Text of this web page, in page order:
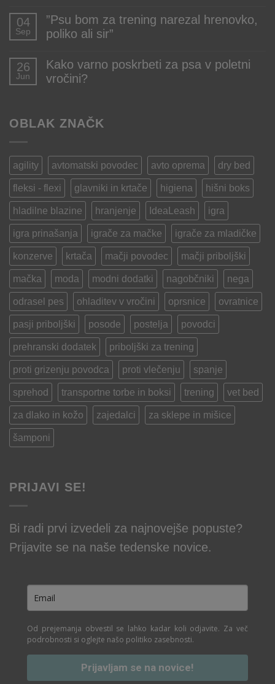
za
vašega
psa
komentarjev
na
Skrb
za
mačke
zaprtih
in
04
Sep
”Psu bom za trening narezal hrenovko,
poliko ali sir”
komentarjev
na
”Psu
narezal
hrenovko,
sir”
26
Jun
Kako varno poskrbeti za psa v poletni
vročini?
Kako
psa
v
poletni
vročini?
OBLAK ZNAČK
agility avtomatski povodec avto oprema dry bed
fleksi - flexi glavniki in krtače higiena hišni boks
hladilne blazine hranjenje IdeaLeash igra
igra prinašanja igrače za mačke igrače za mladičke
konzerve krtača mačji povodec mačji priboljški
mačka moda modni dodatki nagobčniki nega
odrasel pes ohladitev v vročini oprsnice ovratnice
pasji priboljški posode postelja povodci
prehranski dodatek priboljški za trening
proti grizenju povodca proti vlečenju spanje
sprehod transportne torbe in boksi trening vet bed
za dlako in kožo zajedalci za sklepe in mišice
šamponi
PRIJAVI SE!
Bi radi prvi izvedeli za najnovejše popuste?
Prijavite se na naše tedenske novice.
Od prejemanja obvestil se lahko kadar koli odjavite. Za več
podrobnosti si oglejte našo politiko zasebnosti.
Prijavljam se na novice!